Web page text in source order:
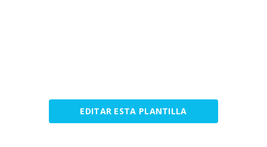
EDITAR ESTA PLANTILLA